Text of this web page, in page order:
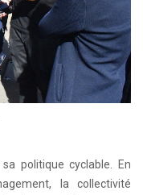
politique cyclable. En
la collectivité